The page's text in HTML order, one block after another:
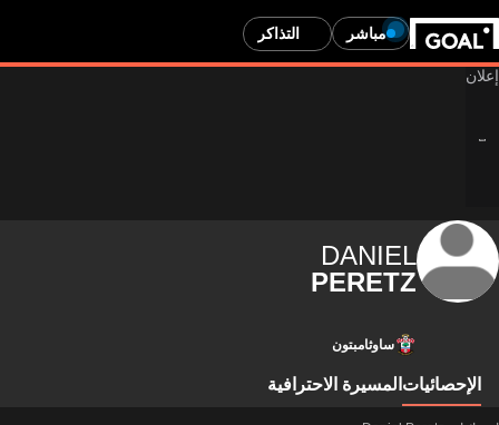
مباشر التذاكر
DANIEL
PERETZ
ساوثامبتون
الإحصائيات المسيرة الاحترافية